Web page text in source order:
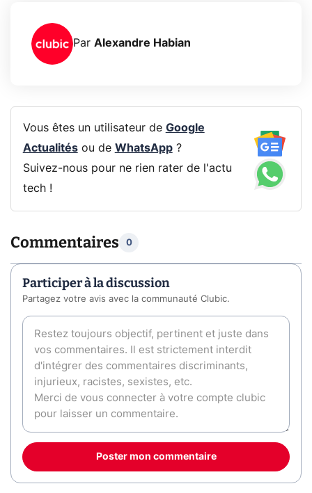
Par Alexandre Habian
Vous êtes un utilisateur de Google
Actualitésou de WhatsApp?
Suivez-nous pour ne rien rater de l'actu
tech !
Commentaires 0
Participer à la discussion
Partagez votre avis avec la communauté Clubic.
Poster mon commentaire